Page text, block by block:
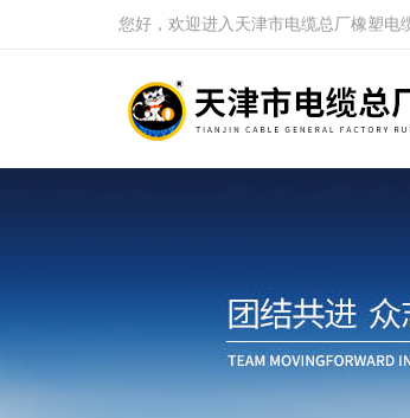
您好，欢迎进入天津市电缆总厂橡塑电